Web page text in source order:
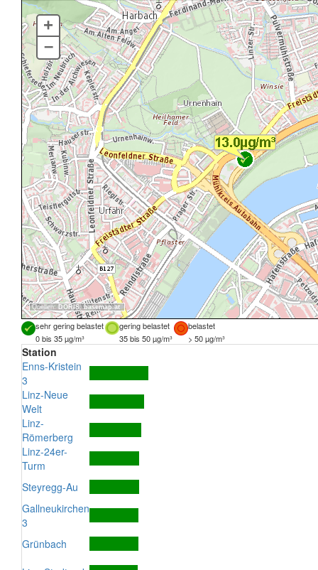
Quellen: DORIS,basemap.at
+
–
sehr gering belastet gering belastet
belastet
0 bis 35 µg/m³
35 bis 50 µg/m³ > 50 µg/m³
Station
Enns-Kristein
3
Linz-Neue
Welt
Linz-
Römerberg
Linz-24er-
Turm
Steyregg-Au
Gallneukirchen
3
Grünbach